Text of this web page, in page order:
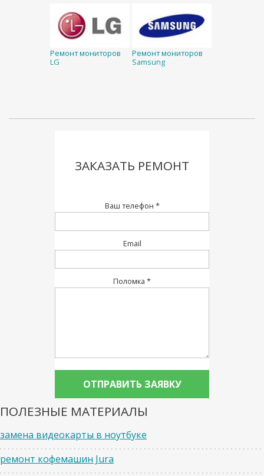
Ремонт мониторов
LG
Ремонт мониторов
Samsung
ЗАКАЗАТЬ РЕМОНТ
Ваш телефон *
Email
Поломка *
ПОЛЕЗНЫЕ МАТЕРИАЛЫ
замена видеокарты в ноутбуке
ремонт кофемашин Jura